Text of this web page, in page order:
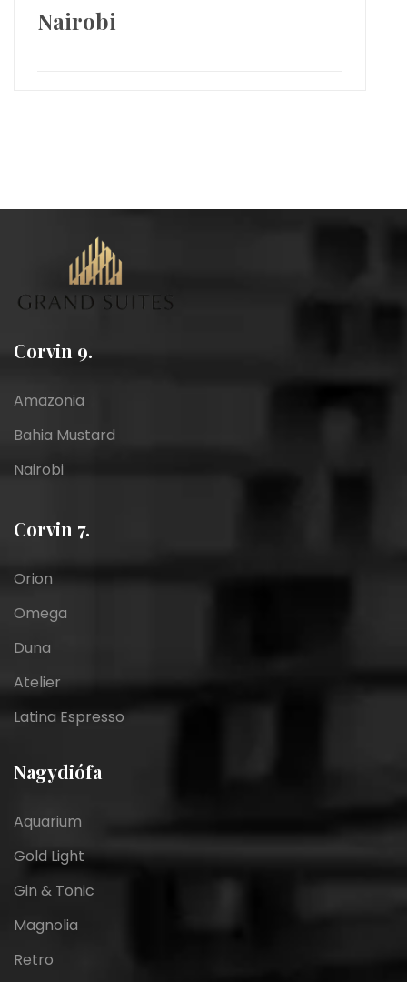
Nairobi
Corvin 9.
Amazonia
Bahia Mustard
Nairobi
Corvin 7.
Orion
Omega
Duna
Atelier
Latina Espresso
Nagydiófa
Aquarium
Gold Light
Gin & Tonic
Magnolia
Retro